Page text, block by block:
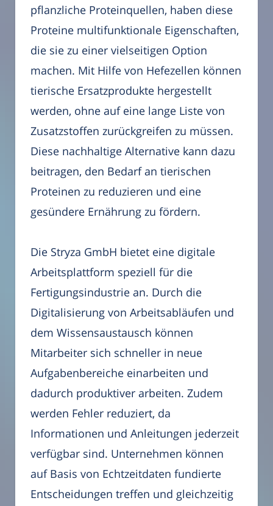
pflanzliche Proteinquellen, haben diese
Proteine multifunktionale Eigenschaften,
die sie zu einer vielseitigen Option
machen. Mit Hilfe von Hefezellen können
tierische Ersatzprodukte hergestellt
werden, ohne auf eine lange Liste von
Zusatzstoffen zurückgreifen zu müssen.
Diese nachhaltige Alternative kann dazu
beitragen, den Bedarf an tierischen
Proteinen zu reduzieren und eine
gesündere Ernährung zu fördern.
Die Stryza GmbH bietet eine digitale
Arbeitsplattform speziell für die
Fertigungsindustrie an. Durch die
Digitalisierung von Arbeitsabläufen und
dem Wissensaustausch können
Mitarbeiter sich schneller in neue
Aufgabenbereiche einarbeiten und
dadurch produktiver arbeiten. Zudem
werden Fehler reduziert, da
Informationen und Anleitungen jederzeit
verfügbar sind. Unternehmen können
auf Basis von Echtzeitdaten fundierte
Entscheidungen treffen und gleichzeitig